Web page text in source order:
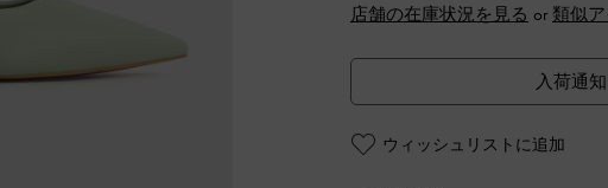
店舗の在庫状況を見る or 類似
入荷通
ウィッシュリストに追加